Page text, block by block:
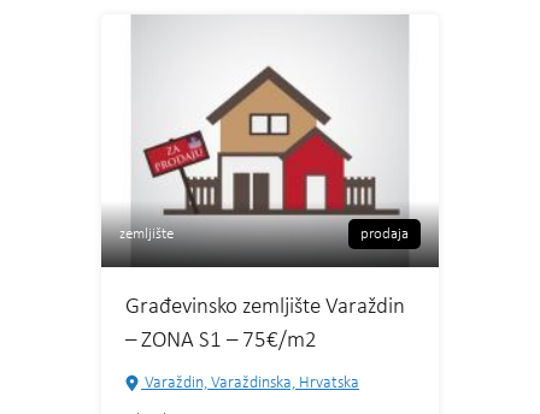
zemljište prodaja
Građevinsko zemljište Varaždin
– ZONA S1 – 75€/m2
Varaždin, Varaždinska, Hrvatska